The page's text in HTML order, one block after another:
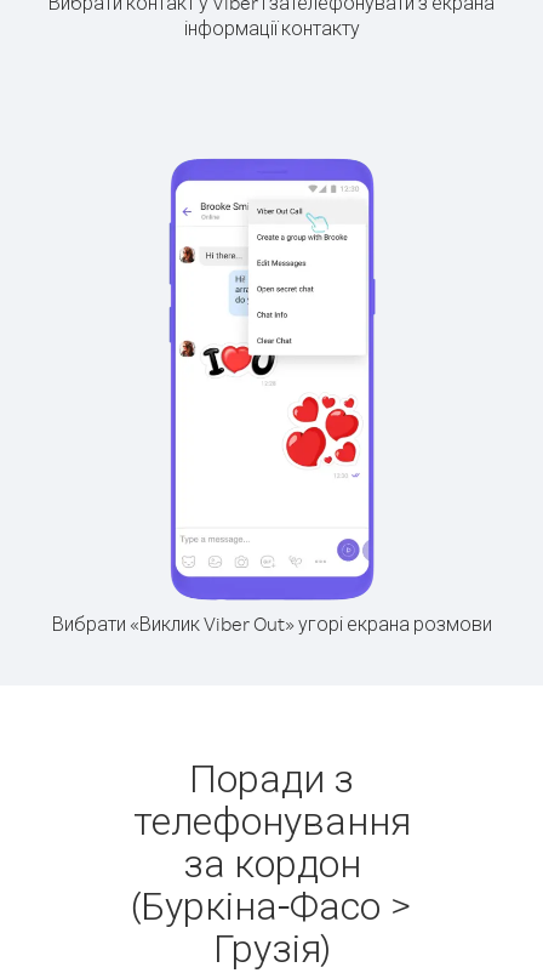
інформації контакту
Вибрати «Виклик Viber Out» угорі екрана розмови
Поради з
телефонування
за кордон
(Буркіна-Фасо >
Грузія)